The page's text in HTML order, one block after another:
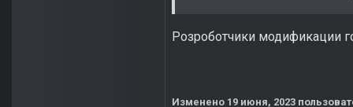
Розроботчики модификации
Изменено 19 июня, 2023